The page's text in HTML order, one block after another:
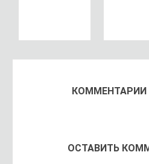
КОММЕНТАРИИ
ОСТАВИТЬ